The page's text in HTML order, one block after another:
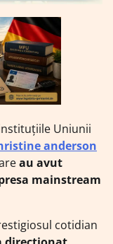
Uniunii
anderson
au avut
mainstream
cotidian